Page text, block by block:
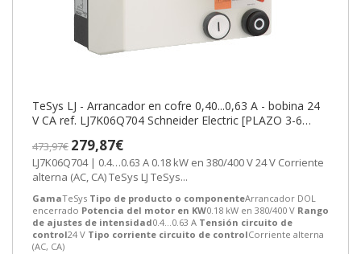
TeSys LJ - Arrancador en cofre 0,40...0,63 A - bobina 24
V CA ref. LJ7K06Q704 Schneider Electric [PLAZO 3-6
473,97€ 279,87€
LJ7K06Q704 | 0.4…0.63 A 0.18 kW en 380/400 V 24 V Corriente
alterna (AC, CA) TeSys LJ TeSys...
GamaTeSys Tipo de producto o componenteArrancador DOL
encerrado Potencia del motor en KW0.18 kW en 380/400 V Rango
de ajustes de intensidad0.4…0.63 A Tensión circuito de
control24 V Tipo corriente circuito de controlCorriente alterna
(AC, CA)